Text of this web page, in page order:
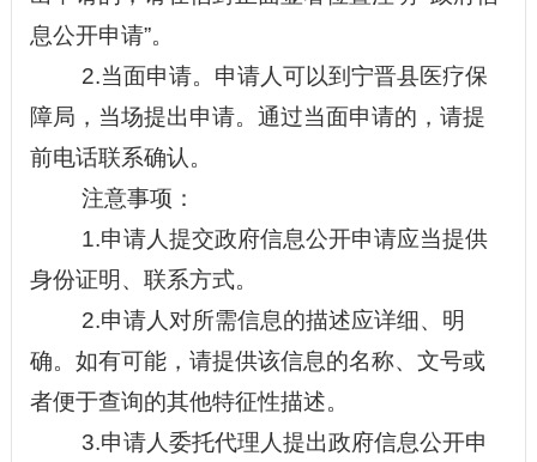
息公开申请”。
2.当面申请。申请人可以到 宁晋县医疗保
障局 ，当场提出申请。通过当面申请的，请提
前电话联系确认。
注意事项：
1.申请人提交政府信息公开申请应当提供
身份证明、联系方式。
2.申请人对所需信息的描述应详细、明
确。如有可能，请提供该信息的名称、文号或
者便于查询的其他特征性描述。
3.申请人委托代理人提出政府信息公开申